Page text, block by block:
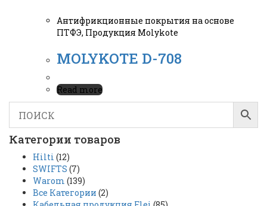
Антифрикционные покрытия на основе
ПТФЭ, Продукция Molykote
MOLYKOTE D-708
Read more
Категории товаров
Hilti (12)
SWIFTS (7)
Warom (139)
Все Категории (2)